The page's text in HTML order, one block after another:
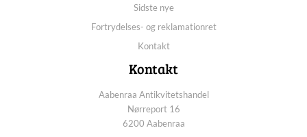
Sidste nye
Fortrydelses- og reklamationret
Kontakt
Kontakt
Aabenraa Antikvitetshandel
Nørreport 16
6200 Aabenraa